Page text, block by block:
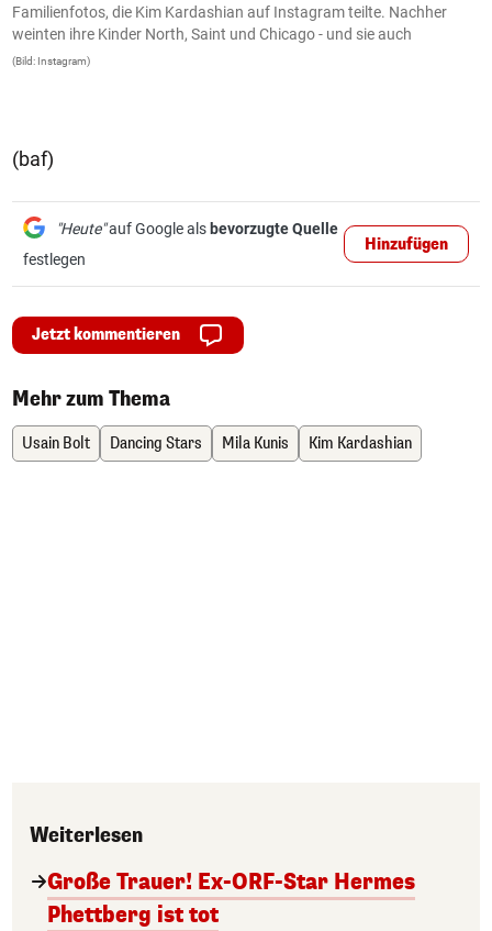
Familienfotos, die Kim Kardashian auf Instagram teilte. Nachher
weinten ihre Kinder North, Saint und Chicago - und sie auch
(Bild: Instagram)
(baf)
"Heute"auf Google als bevorzugte Quelle
festlegen
Hinzufügen
Jetzt kommentieren
Mehr zum Thema
Usain Bolt Dancing Stars Mila Kunis Kim Kardashian
Weiterlesen
Große Trauer! Ex-ORF-Star Hermes
Phettberg ist tot